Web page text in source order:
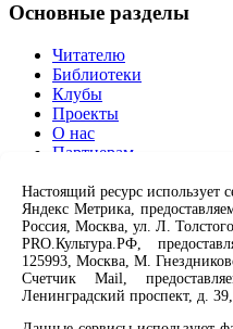
Основные разделы
Читателю
Библиотеки
Клубы
Проекты
О нас
Партнерам
Сервисы
Продлить книгу
Спроси библиотекаря
Спроси краеведа
Оцените качество услуг
Настоящий ресурс использует
Яндекс Метрика,
Россия, Москва, ул. Л.
PRO.Культура.РФ,
125993, Москва, М.
Счетчик Mail,
Ленинградский проспект, д.